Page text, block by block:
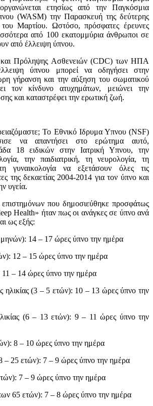
ετησίως από την Παγκόσμια
(WASM) την Παρασκευή της δεύτερης
Μαρτίου. Ωστόσο, πρόσφατες έρευνες
από 100 εκατομμύρια άνθρωποι σε
από έλλειψη ύπνου.
Πρόληψης Ασθενειών (CDC) των ΗΠΑ
ύπνου μπορεί να οδηγήσει στην
γήρανση και την αύξηση του σωματικού
τον κίνδυνο ατυχημάτων, μειώνει την
και καταστρέφει την ερωτική ζωή.
Το Εθνικό Ιδρυμα Υπνου (NSF)
να απαντήσει στο ερώτημα αυτό,
18 ειδικών στην Ιατρική Υπνου, την
την παιδιατρική, τη νευρολογία, τη
γυναικολογία να εξετάσουν όλες τις
της δεκαετίας 2004-2014 για τον ύπνο και
υγεία.
που δημοσιεύθηκε προσφάτως
Health» ήταν πως οι ανάγκες σε ύπνο ανά
ως εξής:
14 – 17 ώρες ύπνο την ημέρα
12 – 15 ώρες ύπνο την ημέρα
– 14 ώρες ύπνο την ημέρα
ηλικίας (3 – 5 ετών): 10 – 13 ώρες ύπνο την
(6 – 13 ετών): 9 – 11 ώρες ύπνο την
8 – 10 ώρες ύπνο την ημέρα
– 25 ετών): 7 – 9 ώρες ύπνο την ημέρα
7 – 9 ώρες ύπνο την ημέρα
65 ετών): 7 – 8 ώρες ύπνο την ημέρα